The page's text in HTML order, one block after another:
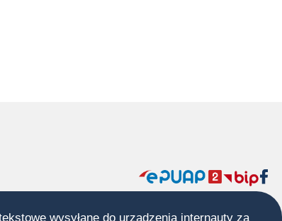
Menu
wysyłane do urządzenia internauty za